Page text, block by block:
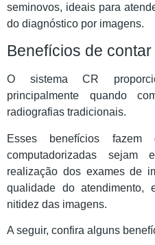
seminovos, ideais para
do diagnóstico por imagens.
Benefícios de
O sistema CR
principalmente quando
radiografias tradicionais.
Esses benefícios
computadorizadas sejam
realização dos exames de
qualidade do atendimento,
nitidez das imagens.
A seguir, confira alguns